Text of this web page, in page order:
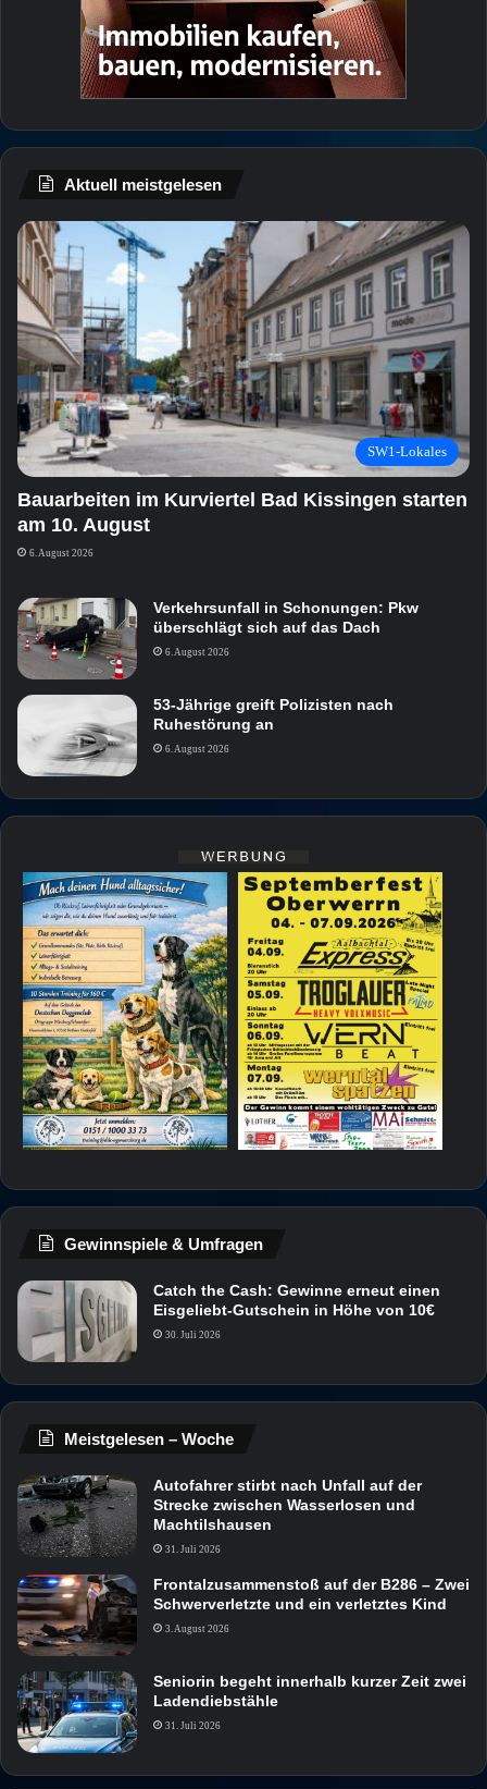
Aktuell meistgelesen
SW1-Lokales
Bauarbeiten im Kurviertel Bad Kissingen starten
am 10. August
6. August 2026
Verkehrsunfall in Schonungen: Pkw
überschlägt sich auf das Dach
6. August 2026
53-Jährige greift Polizisten nach
Ruhestörung an
6. August 2026
Gewinnspiele & Umfragen
Catch the Cash: Gewinne erneut einen
Eisgeliebt-Gutschein in Höhe von 10€
30. Juli 2026
Meistgelesen – Woche
Autofahrer stirbt nach Unfall auf der
Strecke zwischen Wasserlosen und
Machtilshausen
31. Juli 2026
Frontalzusammenstoß auf der B286 – Zwei
Schwerverletzte und ein verletztes Kind
3. August 2026
Seniorin begeht innerhalb kurzer Zeit zwei
Ladendiebstähle
31. Juli 2026